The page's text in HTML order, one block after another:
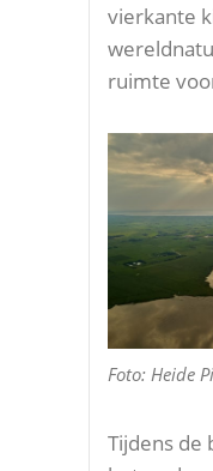
vierkante
ruimte
Foto: Heide
Tijdens de